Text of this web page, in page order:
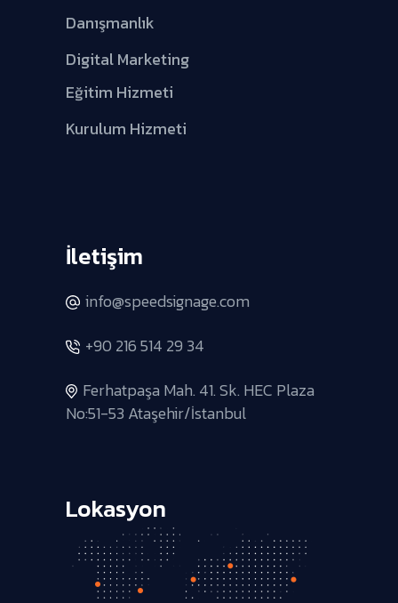
Danışmanlık
Digital Marketing
Eğitim Hizmeti
Kurulum Hizmeti
İletişim
info@speedsignage.com
+90 216 514 29 34
Ferhatpaşa Mah. 41. Sk. HEC Plaza
No:51-53 Ataşehir/İstanbul
Lokasyon